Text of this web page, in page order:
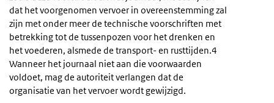
dat het voorgenomen vervoer in overeenstemming zal
zijn met onder meer de technische voorschriften met
betrekking tot de tussenpozen voor het drenken en
het voederen, alsmede de transport- en rusttijden.4
Wanneer het journaal niet aan die voorwaarden
voldoet, mag de autoriteit verlangen dat de
organisatie van het vervoer wordt gewijzigd.